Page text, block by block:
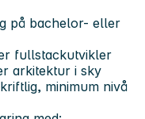
på bachelor- eller
fullstackutvikler
arkitektur i sky
minimum nivå